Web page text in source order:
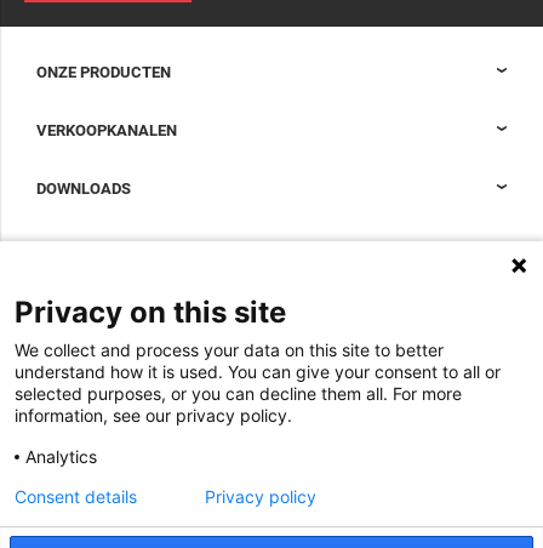
ONZE PRODUCTEN
Accessoires om uw datacenterkast compleet te maken
VERKOOPKANALEN
DOWNLOADS
Magazine
Whitepapers
Specificatie Tools
OVER ONS
Werken bij Minkels
Nieuws
Klantcases
Voorwaarden
Minkels maakt gebruik van cookies om ervoor
te zorgen dat u de beste ervaring op onze
website heeft. Functionele cookies zorgen voor
de juiste werking van de website en worden
altijd gebruikt. Daarnaast maakt Minkels
gebruik van analytische cookies, social media
cookies en cookies voor reclame & marketing.
Leeshiermeer over de verschillende soorten
Privacy on this site
We collect and process your data on this site to better
understand how it is used. You can give your consent to all or
selected purposes, or you can decline them all. For more
information, see our privacy policy.
Analytics
Consent details Privacy policy